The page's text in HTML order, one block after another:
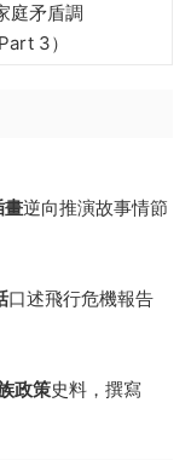
庭矛盾調
3）
畫逆向推演故事情節
口述飛行危機報告
政策史料，撰寫